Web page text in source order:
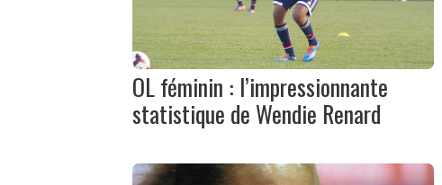
OL féminin : l’impressionnante
statistique de Wendie Renard